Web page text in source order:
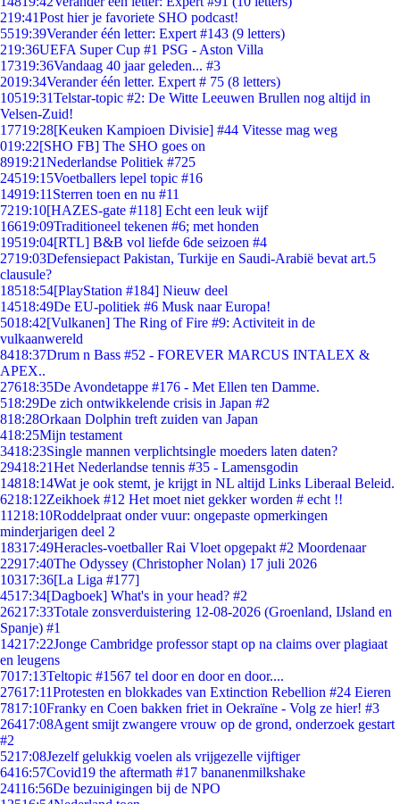
219:41Post hier je favoriete SHO podcast!
5519:39Verander één letter: Expert #143 (9 letters)
219:36UEFA Super Cup #1 PSG - Aston Villa
17319:36Vandaag 40 jaar geleden... #3
2019:34Verander één letter. Expert # 75 (8 letters)
10519:31Telstar-topic #2: De Witte Leeuwen Brullen nog altijd in
Velsen-Zuid!
17719:28[Keuken Kampioen Divisie] #44 Vitesse mag weg
019:22[SHO FB] The SHO goes on
8919:21Nederlandse Politiek #725
24519:15Voetballers lepel topic #16
14919:11 Sterren toen en nu #11
7219:10[HAZES-gate #118] Echt een leuk wijf
16619:09Traditioneel tekenen #6; met honden
19519:04[RTL] B&B vol liefde 6de seizoen #4
2719:03Defensiepact Pakistan, Turkije en Saudi-Arabië bevat art.5
clausule?
18518:54[PlayStation #184] Nieuw deel
14518:49De EU-politiek #6 Musk naar Europa!
5018:42[Vulkanen] The Ring of Fire #9: Activiteit in de
vulkaanwereld
8418:37Drum n Bass #52 - FOREVER MARCUS INTALEX &
APEX..
27618:35De Avondetappe #176 - Met Ellen ten Damme.
518:29De zich ontwikkelende crisis in Japan #2
818:28Orkaan Dolphin treft zuiden van Japan
418:25Mijn testament
3418:23Single mannen verplichtsingle moeders laten daten?
29418:21Het Nederlandse tennis #35 - Lamensgodin
14818:14Wat je ook stemt, je krijgt in NL altijd Links Liberaal Beleid.
6218:12Zeikhoek #12 Het moet niet gekker worden # echt !!
11218:10Roddelpraat onder vuur: ongepaste opmerkingen
minderjarigen deel 2
18317:49Heracles-voetballer Rai Vloet opgepakt #2 Moordenaar
22917:40The Odyssey (Christopher Nolan) 17 juli 2026
10317:36[La Liga #177]
4517:34[Dagboek] What's in your head? #2
26217:33Totale zonsverduistering 12-08-2026 (Groenland, IJsland en
Spanje) #1
14217:22Jonge Cambridge professor stapt op na claims over plagiaat
en leugens
7017:13Teltopic #1567 tel door en door en door....
27617:11Protesten en blokkades van Extinction Rebellion #24 Eieren
7817:10Franky en Coen bakken friet in Oekraïne - Volg ze hier! #3
26417:08Agent smijt zwangere vrouw op de grond, onderzoek gestart
#2
5217:08Jezelf gelukkig voelen als vrijgezelle vijftiger
6416:57Covid19 the aftermath #17 bananenmilkshake
24116:56De bezuinigingen bij de NPO